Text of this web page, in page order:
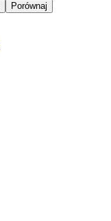
Porównaj